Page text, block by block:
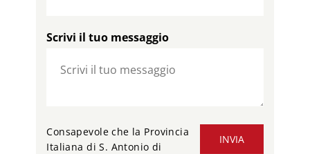
Scrivi il tuo messaggio
INVIA
Consapevole che la Provincia
Italiana di S. Antonio di